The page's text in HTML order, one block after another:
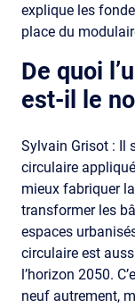
explique les
place du
De quoi
est-il le
Sylvain Grisot : Il
circulaire
mieux fabriquer
transformer les
espaces
circulaire est
l’horizon 2050.
neuf autrement,